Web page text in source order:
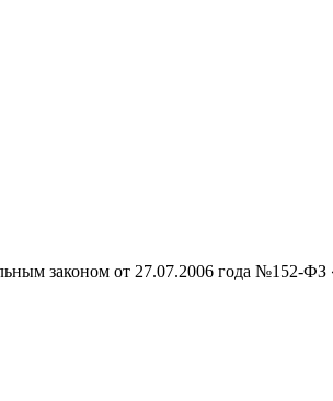
законом от 27.07.2006 года №152-